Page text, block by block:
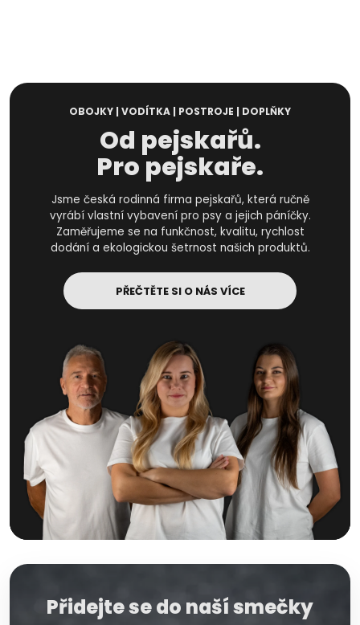
OBOJKY | VODÍTKA | POSTROJE | DOPLŇKY
Od pejskařů.
Pro pejskaře.
Jsme česká rodinná firma pejskařů, která ručně
vyrábí vlastní vybavení pro psy a jejich páníčky.
Zaměřujeme se na funkčnost, kvalitu, rychlost
dodání a ekologickou šetrnost našich produktů.
PŘEČTĚTE SI O NÁS VÍCE
Přidejte se do naší smečky